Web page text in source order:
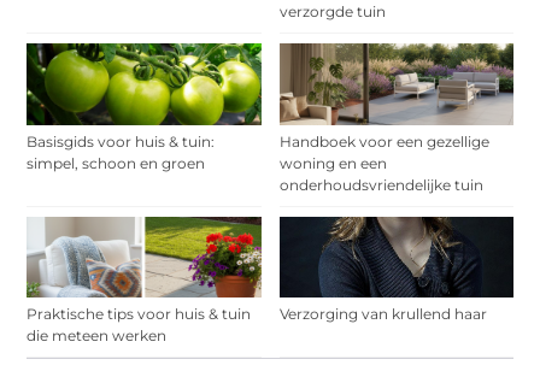
verzorgde tuin
Basisgids voor huis & tuin:
simpel, schoon en groen
Handboek voor een gezellige
woning en een
onderhoudsvriendelijke tuin
Praktische tips voor huis & tuin
die meteen werken
Verzorging van krullend haar